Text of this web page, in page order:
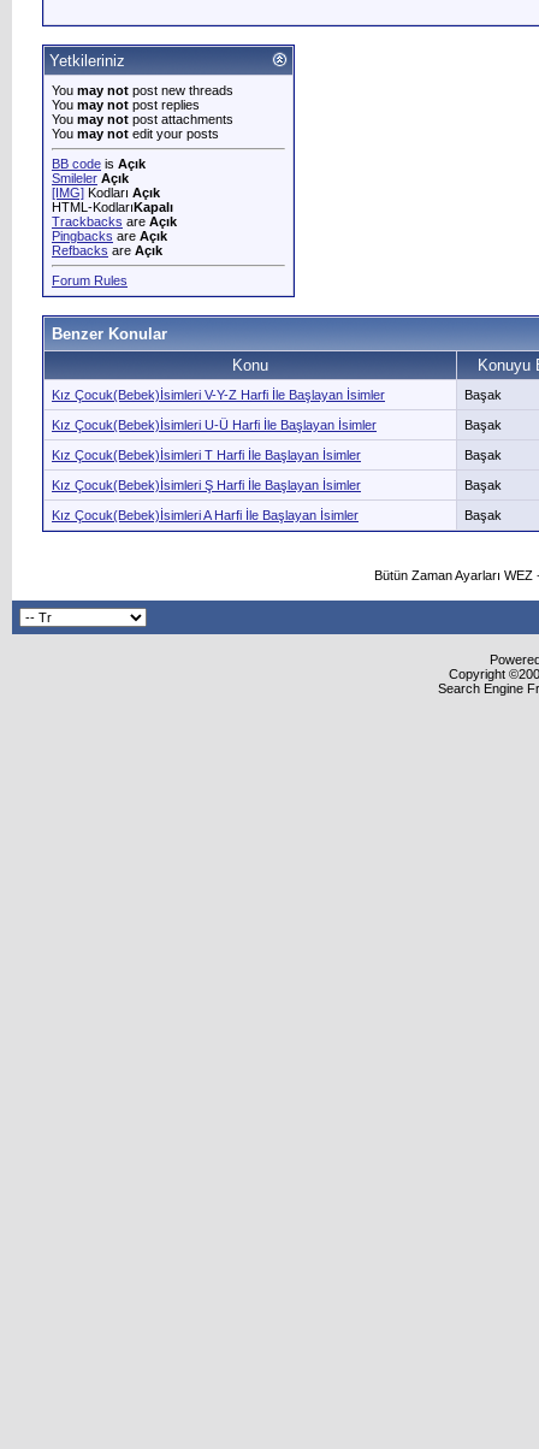
Yetkileriniz
You may not post new threads
You may not post replies
You may not post attachments
You may not edit your posts
BB code is Açık
Smileler Açık
[IMG] Kodları Açık
HTML-KodlarıKapalı
Trackbacks are Açık
Pingbacks are Açık
Refbacks are Açık
Forum Rules
Benzer Konular
Konu
Konuyu
Kız Çocuk(Bebek)İsimleri V-Y-Z Harfi İle Başlayan İsimler Başak
Kız Çocuk(Bebek)İsimleri U-Ü Harfi İle Başlayan İsimler Başak
Kız Çocuk(Bebek)İsimleri T Harfi İle Başlayan İsimler Başak
Kız Çocuk(Bebek)İsimleri Ş Harfi İle Başlayan İsimler Başak
Kız Çocuk(Bebek)İsimleri A Harfi İle Başlayan İsimler Başak
Bütün Zaman Ayarları
Copyright
Search Engine